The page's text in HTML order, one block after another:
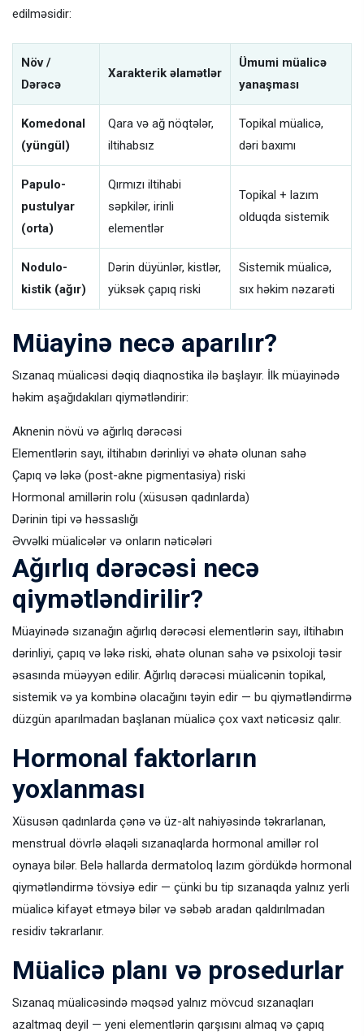
edilməsidir:
Növ /
Dərəcə
Xarakterik əlamətlər
Ümumi müalicə
yanaşması
Komedonal
(yüngül)
Qara və ağ nöqtələr,
iltihabsız
Topikal müalicə,
dəri baxımı
Papulo-
pustulyar
(orta)
Qırmızı iltihabi
səpkilər, irinli
elementlər
Topikal + lazım
olduqda sistemik
Nodulo-
kistik (ağır)
Dərin düyünlər, kistlər,
yüksək çapıq riski
Sistemik müalicə,
sıx həkim nəzarəti
Müayinə necə aparılır?
Sızanaq müalicəsi dəqiq diaqnostika ilə başlayır. İlk müayinədə
həkim aşağıdakıları qiymətləndirir:
Aknenin növü və ağırlıq dərəcəsi
Elementlərin sayı, iltihabın dərinliyi və əhatə olunan sahə
Çapıq və ləkə (post-akne pigmentasiya) riski
Hormonal amillərin rolu (xüsusən qadınlarda)
Dərinin tipi və həssaslığı
Əvvəlki müalicələr və onların nəticələri
Ağırlıq dərəcəsi necə
qiymətləndirilir?
Müayinədə sızanağın ağırlıq dərəcəsi elementlərin sayı, iltihabın
dərinliyi, çapıq və ləkə riski, əhatə olunan sahə və psixoloji təsir
əsasında müəyyən edilir. Ağırlıq dərəcəsi müalicənin topikal,
sistemik və ya kombinə olacağını təyin edir — bu qiymətləndirmə
düzgün aparılmadan başlanan müalicə çox vaxt nəticəsiz qalır.
Hormonal faktorların
yoxlanması
Xüsusən qadınlarda çənə və üz-alt nahiyəsində təkrarlanan,
menstrual dövrlə əlaqəli sızanaqlarda hormonal amillər rol
oynaya bilər. Belə hallarda dermatoloq lazım gördükdə hormonal
qiymətləndirmə tövsiyə edir — çünki bu tip sızanaqda yalnız yerli
müalicə kifayət etməyə bilər və səbəb aradan qaldırılmadan
residiv təkrarlanır.
Müalicə planı və prosedurlar
Sızanaq müalicəsində məqsəd yalnız mövcud sızanaqları
azaltmaq deyil — yeni elementlərin qarşısını almaq və çapıq